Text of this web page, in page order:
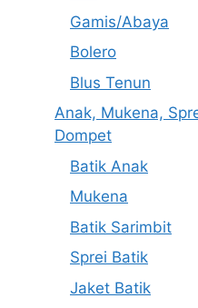
Gamis/Abaya
Bolero
Blus Tenun
Anak, Mukena,
Dompet
Batik Anak
Mukena
Batik Sarimbit
Sprei Batik
Jaket Batik